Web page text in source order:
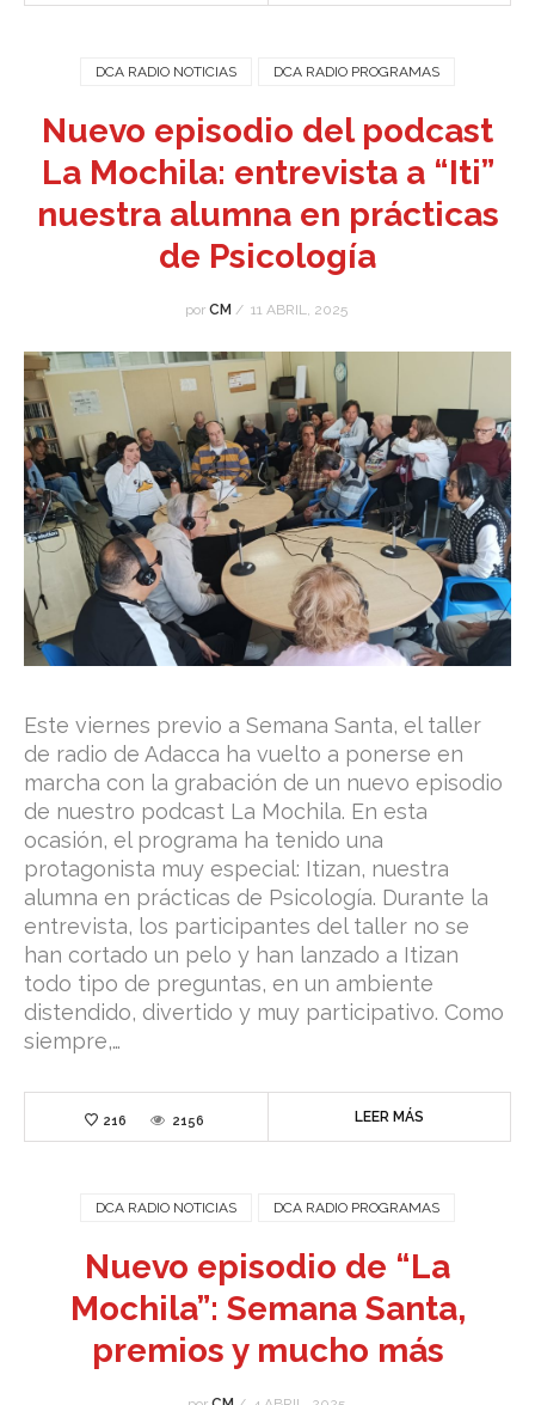
DCA RADIO NOTICIAS DCA RADIO PROGRAMAS
Nuevo episodio del podcast
La Mochila: entrevista a “Iti”
nuestra alumna en prácticas
de Psicología
por CM / 11 ABRIL, 2025
Este viernes previo a Semana Santa, el taller
de radio de Adacca ha vuelto a ponerse en
marcha con la grabación de un nuevo episodio
de nuestro podcast La Mochila. En esta
ocasión, el programa ha tenido una
protagonista muy especial: Itizan, nuestra
alumna en prácticas de Psicología. Durante la
entrevista, los participantes del taller no se
han cortado un pelo y han lanzado a Itizan
todo tipo de preguntas, en un ambiente
distendido, divertido y muy participativo. Como
siempre,…
216 2156 LEER MÁS
DCA RADIO NOTICIAS DCA RADIO PROGRAMAS
Nuevo episodio de “La
Mochila”: Semana Santa,
premios y mucho más